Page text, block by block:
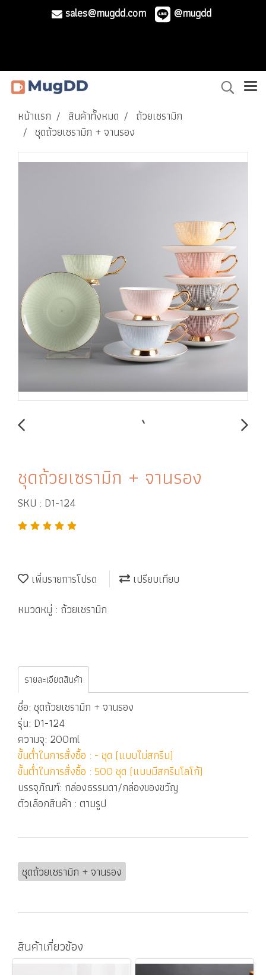
sales@mugdd.com @mugdd
หน้าแรก สินค้าทั้งหมด
ถ้วยเซรามิก
ชุดถ้วยเซรามิก + จานรอง
ชุดถ้วยเซรามิก + จานรอง
SKU : D1-124
เพิ่มรายการโปรด
เปรียบเทียบ
หมวดหมู่ : ถ้วยเซรามิก
รายละเอียดสินค้า
ชื่อ: ชุดถ้วยเซรามิก + จานรอง
รุ่น: D1-124
ความจุ: 200ml
ขั้นต่ำในการสั่งซื้อ : - ชุด (แบบไม่สกรีน)
ขั้นต่ำในการสั่งซื้อ : 500 ชุด (แบบมีสกรีนโลโก้)
บรรจุภัณฑ์: กล่องธรรมดา/กล่องของขวัญ
ตัวเลือกสินค้า : ตามรูป
ชุดถ้วยเซรามิก + จานรอง
สินค้าเกี่ยวข้อง